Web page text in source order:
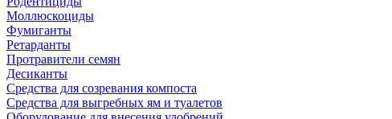
Моллюскоциды
Фумиганты
Ретарданты
Протравители семян
Десиканты
Средства для созревания компоста
Средства для выгребных ям и туалетов